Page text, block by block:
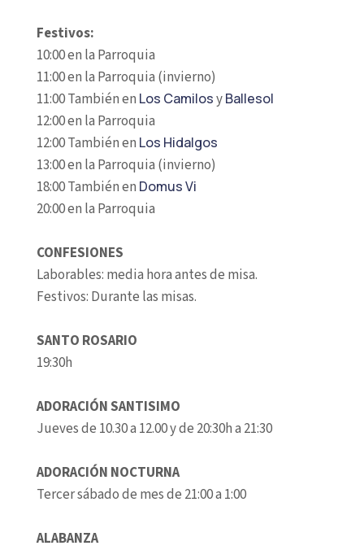
Festivos:
10:00 en la Parroquia
11:00 en la Parroquia (invierno)
11:00 También en Los CamilosyBallesol
12:00 en la Parroquia
12:00 También en Los Hidalgos
13:00 en la Parroquia (invierno)
18:00 También en Domus Vi
20:00 en la Parroquia
CONFESIONES
Laborables: media hora antes de misa.
Festivos: Durante las misas.
SANTO ROSARIO
19:30h
ADORACIÓN SANTISIMO
Jueves de 10.30 a 12.00 y de 20:30h a 21:30
ADORACIÓN NOCTURNA
Tercer sábado de mes de 21:00 a 1:00
ALABANZA